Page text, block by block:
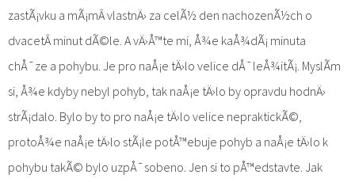
zastÃ¡vku a mÃ¡mÂ vlastnÄ› za celÃ½ den nachozenÃ½ch o
dvacetÂ minut dÃ©le. A vÄ›Å™te mi, Å¾e kaÅ¾dÃ¡ minuta
chÅ¯ze a pohybu. Je pro naÅ¡e tÄ›lo velice dÅ¯leÅ¾itÃ¡. MyslÃ­m
si, Å¾e kdyby nebyl pohyb, tak naÅ¡e tÄ›lo by opravdu hodnÄ›
strÃ¡dalo. Bylo by to pro naÅ¡e tÄ›lo velice nepraktickÃ©,
protoÅ¾e naÅ¡e tÄ›lo stÃ¡le potÅ™ebuje pohyb a naÅ¡e tÄ›lo k
pohybu takÃ© bylo uzpÅ¯sobeno. Jen si to pÅ™edstavte. Jak